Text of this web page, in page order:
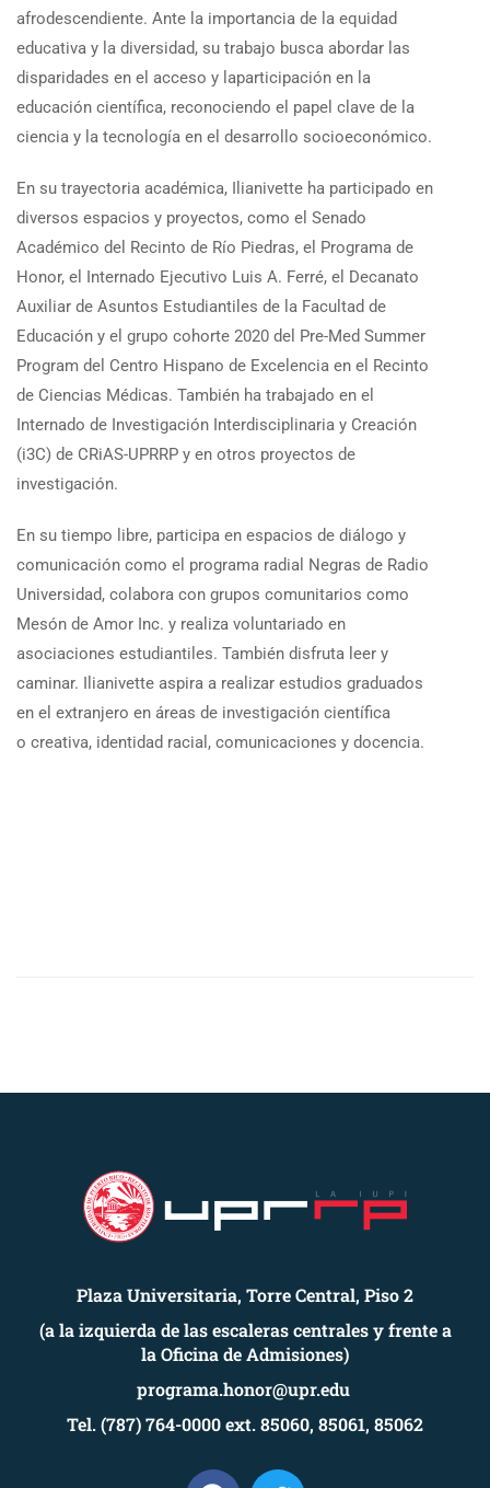
afrodescendiente. Ante la importancia de la equidad
educativa y la diversidad, su trabajo busca abordar las
disparidades en el acceso y laparticipación en la
educación científica, reconociendo el papel clave de la
ciencia y la tecnología en el desarrollo socioeconómico.
En su trayectoria académica, Ilianivette ha participado en
diversos espacios y proyectos, como el Senado
Académico del Recinto de Río Piedras, el Programa de
Honor, el Internado Ejecutivo Luis A. Ferré, el Decanato
Auxiliar de Asuntos Estudiantiles de la Facultad de
Educación y el grupo cohorte 2020 del Pre-Med Summer
Program del Centro Hispano de Excelencia en el Recinto
de Ciencias Médicas. También ha trabajado en el
Internado de Investigación Interdisciplinaria y Creación
(i3C) de CRiAS-UPRRP y en otros proyectos de
investigación.
En su tiempo libre, participa en espacios de diálogo y
comunicación como el programa radial Negras de Radio
Universidad, colabora con grupos comunitarios como
Mesón de Amor Inc. y realiza voluntariado en
asociaciones estudiantiles. También disfruta leer y
caminar. Ilianivette aspira a realizar estudios graduados
en el extranjero en áreas de investigación científica
o creativa, identidad racial, comunicaciones y docencia.
Plaza Universitaria, Torre Central, Piso 2
(a la izquierda de las escaleras centrales y frente a
la Oficina de Admisiones)
programa.honor@upr.edu
Tel. (787) 764-0000 ext. 85060, 85061, 85062